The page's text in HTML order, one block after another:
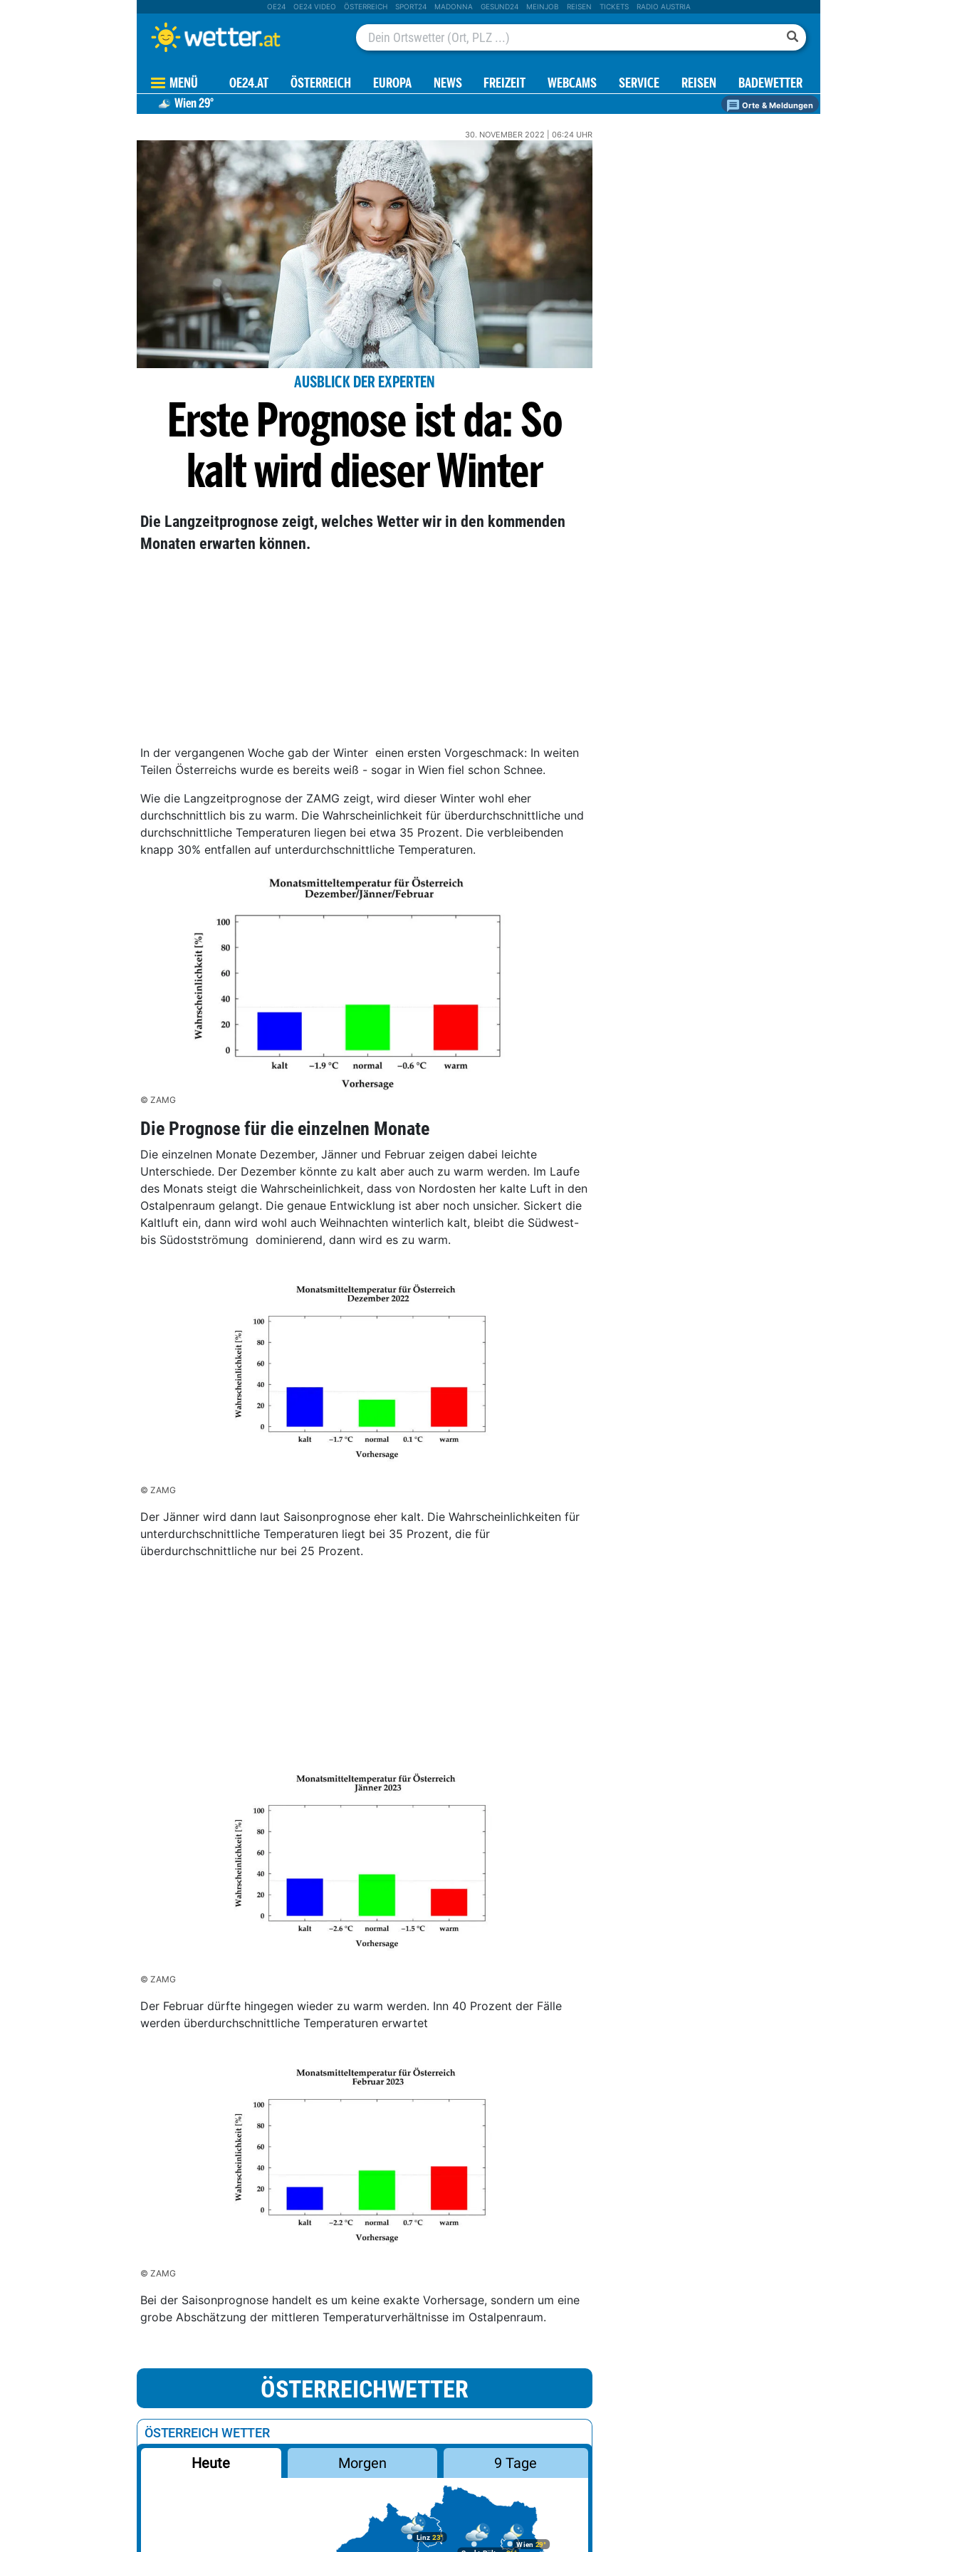
OE24 OE24 VIDEO ÖSTERREICH SPORT24 MADONNA GESUND24 MEINJOB REISEN TICKETS RADIO AUSTRIA
MENÜ OE24.AT ÖSTERREICH EUROPA NEWS FREIZEIT WEBCAMS SERVICE REISEN BADEWETTER
Wien29° Orte & Meldungen
30. NOVEMBER 2022 | 06:24 UHR
AUSBLICK DER EXPERTEN
Erste Prognose ist da: So
kalt wird dieser Winter
Die Langzeitprognose zeigt, welches Wetter wir in den kommenden
Monaten erwarten können.
In der vergangenen Woche gab der Winter einen ersten Vorgeschmack: In weiten
Teilen Österreichs wurde es bereits weiß - sogar in Wien fiel schon Schnee.
Wie die Langzeitprognose der ZAMG zeigt, wird dieser Winter wohl eher
durchschnittlich bis zu warm. Die Wahrscheinlichkeit für überdurchschnittliche und
durchschnittliche Temperaturen liegen bei etwa 35 Prozent. Die verbleibenden
knapp 30% entfallen auf unterdurchschnittliche Temperaturen.
© ZAMG
Die Prognose für die einzelnen Monate
Die einzelnen Monate Dezember, Jänner und Februar zeigen dabei leichte
Unterschiede. Der Dezember könnte zu kalt aber auch zu warm werden. Im Laufe
des Monats steigt die Wahrscheinlichkeit, dass von Nordosten her kalte Luft in den
Ostalpenraum gelangt. Die genaue Entwicklung ist aber noch unsicher. Sickert die
Kaltluft ein, dann wird wohl auch Weihnachten winterlich kalt, bleibt die Südwest-
bis Südostströmung dominierend, dann wird es zu warm.
© ZAMG
Der Jänner wird dann laut Saisonprognose eher kalt. Die Wahrscheinlichkeiten für
unterdurchschnittliche Temperaturen liegt bei 35 Prozent, die für
überdurchschnittliche nur bei 25 Prozent.
© ZAMG
Der Februar dürfte hingegen wieder zu warm werden. Inn 40 Prozent der Fälle
werden überdurchschnittliche Temperaturen erwartet
© ZAMG
Bei der Saisonprognose handelt es um keine exakte Vorhersage, sondern um eine
grobe Abschätzung der mittleren Temperaturverhältnisse im Ostalpenraum.
ÖSTERREICHWETTER
ÖSTERREICH WETTER
Heute Morgen 9 Tage
Linz 23°
Wien 29°